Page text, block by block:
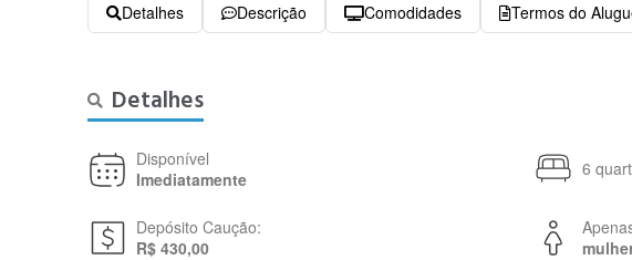
Detalhes Descrição Comodidades Termos do
Detalhes
Disponível
Imediatamente
6
Depósito Caução:
R$ 430,00